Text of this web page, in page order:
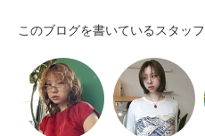
このブログを書いているスタッフ